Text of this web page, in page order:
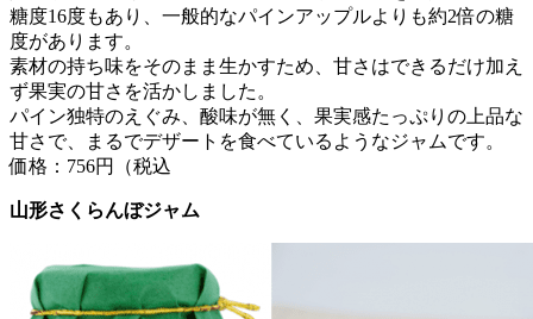
糖度16度もあり、一般的なパインアップルよりも約2倍の糖
度があります。
素材の持ち味をそのまま生かすため、甘さはできるだけ加え
ず果実の甘さを活かしました。
パイン独特のえぐみ、酸味が無く、果実感たっぷりの上品な
甘さで、まるでデザートを食べているようなジャムです。
価格：756円（税込
山形さくらんぼジャム